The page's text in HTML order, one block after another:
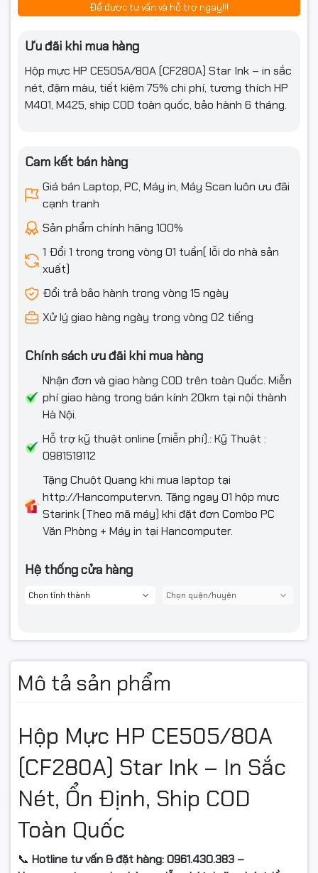
Để được tư vấn và hỗ trợ ngay!!!
Ưu đãi khi mua hàng
Hộp mực HP CE505A/80A (CF280A) Star Ink – in sắc
nét, đậm màu, tiết kiệm 75% chi phí, tương thích HP
M401, M425, ship COD toàn quốc, bảo hành 6 tháng.
Cam kết bán hàng
Giá bán Laptop, PC, Máy in, Máy Scan luôn ưu đãi
cạnh tranh
Sản phẩm chính hãng 100%
1 Đổi 1 trong trong vòng 01 tuần( lỗi do nhà sản
xuất)
Đổi trả bảo hành trong vòng 15 ngày
Xử lý giao hàng ngày trong vòng 02 tiếng
Chính sách ưu đãi khi mua hàng
Nhận đơn và giao hàng COD trên toàn Quốc. Miễn
phí giao hàng trong bán kính 20km tại nội thành
Hà Nội.
Hỗ trợ kỹ thuật online (miễn phí).: Kỹ Thuật :
0981519112
Tặng Chuột Quang khi mua laptop tại
http://Hancomputer.vn. Tặng ngay 01 hộp mực
Starink (Theo mã máy) khi đặt đơn Combo PC
Văn Phòng + Máy in tại Hancomputer.
Hệ thống cửa hàng
Mô tả sản phẩm
Hộp Mực HP CE505/80A
(CF280A) Star Ink – In Sắc
Nét, Ổn Định, Ship COD
Toàn Quốc
📞 Hotline tư vấn & đặt hàng: 0961.430.383 –